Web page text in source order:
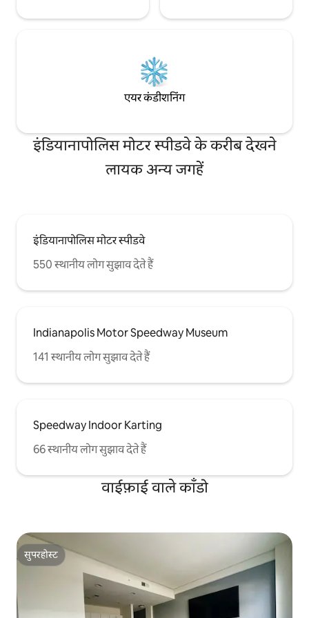
एयर कंडीशनिंग
इंडियानापोलिस मोटर स्पीडवे के करीब देखने
लायक अन्य जगहें
इंडियानापोलिस मोटर स्पीडवे
550 स्थानीय लोग सुझाव देते हैं
Indianapolis Motor Speedway Museum
141 स्थानीय लोग सुझाव देते हैं
Speedway Indoor Karting
66 स्थानीय लोग सुझाव देते हैं
वाईफ़ाई वाले काँडो
सुपरहोस्ट
सुपरहोस्ट